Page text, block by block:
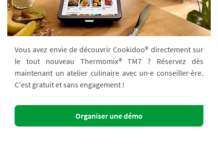
Vous avez envie de découvrir Cookidoo® directement sur
le tout nouveau Thermomix® TM7 ? Réservez dès
maintenant un atelier culinaire avec un·e conseiller·ère.
C'est gratuit et sans engagement !
Organiser une démo